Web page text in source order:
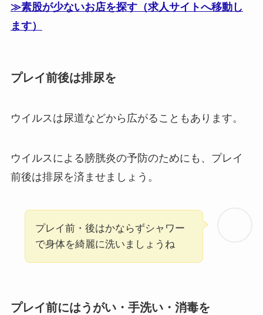
≫素股が少ないお店を探す（求人サイトへ移動し
ます）
プレイ前後は排尿を
ウイルスは尿道などから広がることもあります。
ウイルスによる膀胱炎の予防のためにも、プレイ
前後は排尿を済ませましょう。
プレイ前・後はかならずシャワー
で身体を綺麗に洗いましょうね
プレイ前にはうがい・手洗い・消毒を